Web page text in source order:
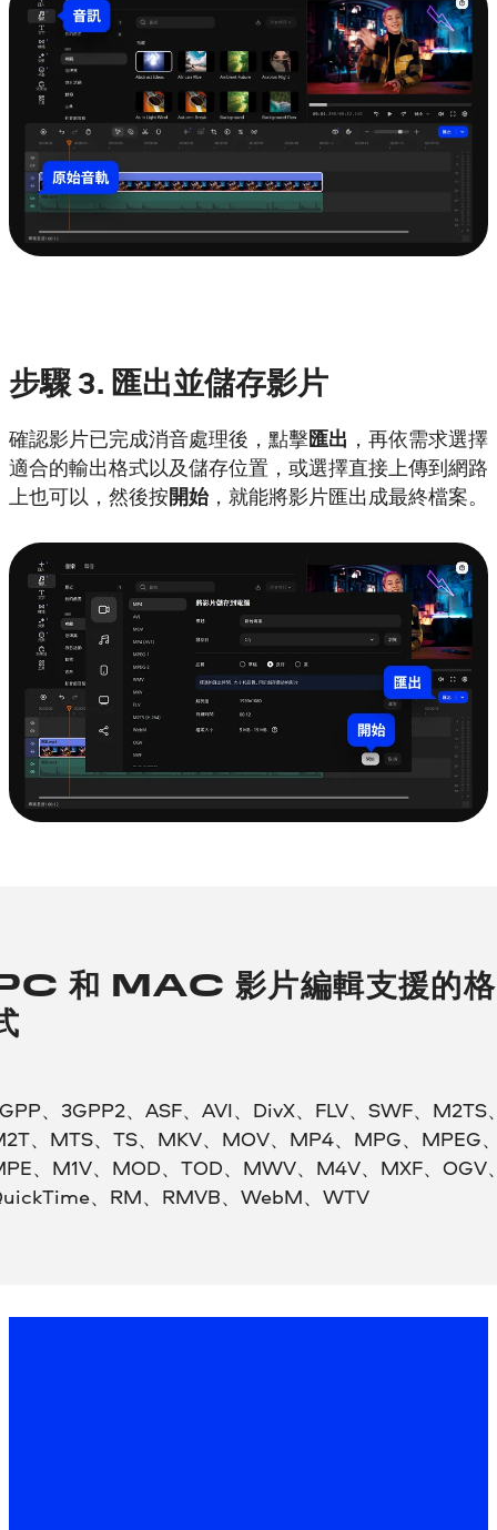
步驟3. 匯出並儲存影片
確認影片已完成消音處理後，點擊匯出 ，再依需求選擇
適合的輸出格式以及儲存位置，或選擇直接上傳到網路
上也可以，然後按開始，就能將影片匯出成最終檔案。
和 MAC 影片編輯支援的格
、3GPP2、ASF、AVI、DivX、FLV、SWF、M2TS
、MTS、TS、MKV、MOV、MP4、MPG、MPEG
、M1V、MOD、TOD、MWV、M4V、MXF、OGV
、RM、RMVB、WebM、WTV